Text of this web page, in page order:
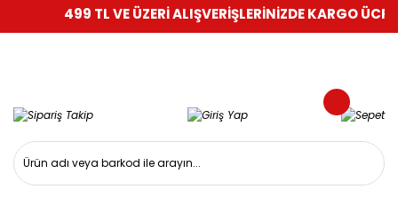
499 TL VE ÜZERİ ALIŞVERİŞLERİNİZDE KARGO